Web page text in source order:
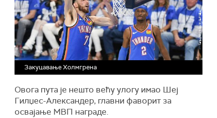
Закуцавање Холмгрена
Овога пута је нешто већу улогу имао Шеј
Гилџес-Александер, главни фаворит за
освајање МВП награде.